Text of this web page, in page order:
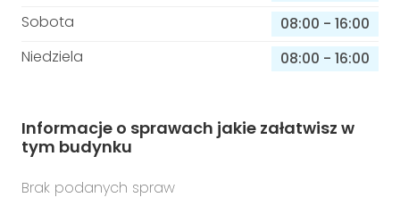
Sobota
08:00 - 16:00
Niedziela
08:00 - 16:00
Informacje o sprawach jakie załatwisz w
tym budynku
Brak podanych spraw